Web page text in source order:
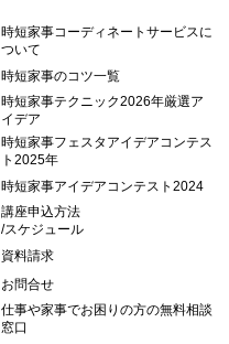
時短家事コーディネートサービスに
ついて
時短家事のコツ一覧
時短家事テクニック2026年厳選ア
イデア
時短家事フェスタアイデアコンテス
ト2025年
時短家事アイデアコンテスト2024
講座申込方法
/スケジュール
資料請求
お問合せ
仕事や家事でお困りの方の無料相談
窓口